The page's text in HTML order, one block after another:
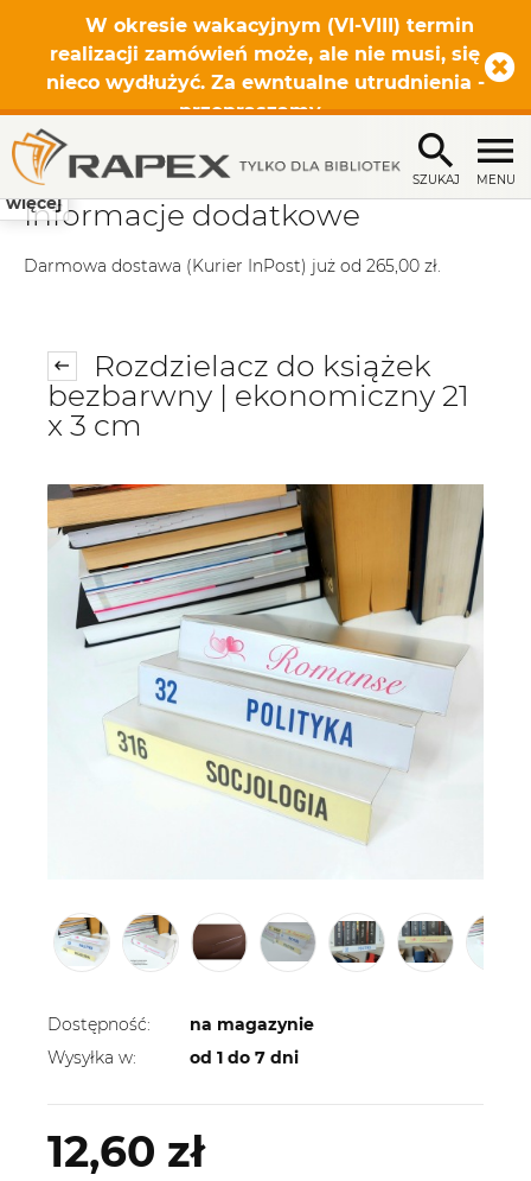
W okresie wakacyjnym (VI-VIII) termin
realizacji zamówień może, ale nie musi, się
nieco wydłużyć. Za ewntualne utrudnienia -
przepraszamy.
MENU
SZUKAJ
Informacje dodatkowe
Darmowa dostawa (Kurier InPost) już od 265,00 zł.
więcej
Rozdzielacz do książek
bezbarwny | ekonomiczny 21
x 3 cm
Dostępność:
na magazynie
Wysyłka w:
od 1 do 7 dni
12,60 zł